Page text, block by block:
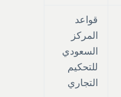
قواعد
المركز
السعودي
للتحكيم
التجاري